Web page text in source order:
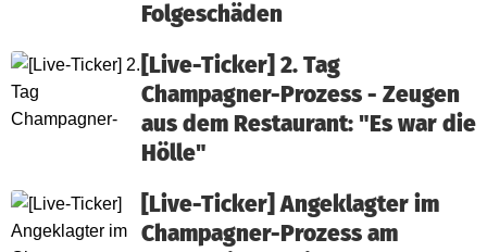
Folgeschäden
[Live-Ticker] 2. Tag
Champagner-Prozess - Zeugen
aus dem Restaurant: "Es war die
Hölle"
[Live-Ticker] Angeklagter im
Champagner-Prozess am